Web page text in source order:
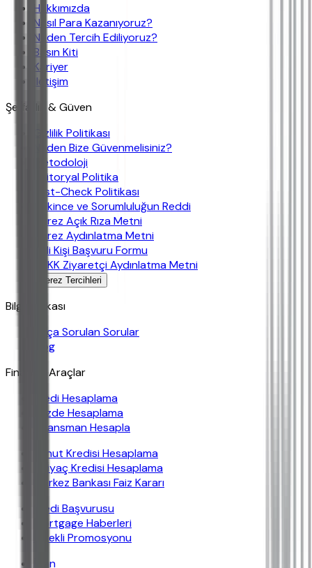
Hakkımızda
Nasıl Para Kazanıyoruz?
Neden Tercih Ediliyoruz?
Basın Kiti
Kariyer
İletişim
Şeffaflık & Güven
Gizlilik Politikası
Neden Bize Güvenmelisiniz?
Metodoloji
Editoryal Politika
Fast-Check Politikası
Çekince ve Sorumluluğun Reddi
Çerez Açık Rıza Metni
Çerez Aydınlatma Metni
İlgili Kişi Başvuru Formu
KVKK Ziyaretçi Aydınlatma Metni
Çerez Tercihleri
Bilgi Bankası
Sıkça Sorulan Sorular
Blog
Finansal Araçlar
Kredi Hesaplama
Yüzde Hesaplama
Finansman Hesapla
Konut Kredisi Hesaplama
İhtiyaç Kredisi Hesaplama
Merkez Bankası Faiz Kararı
Kredi Başvurusu
Mortgage Haberleri
Emekli Promosyonu
İban